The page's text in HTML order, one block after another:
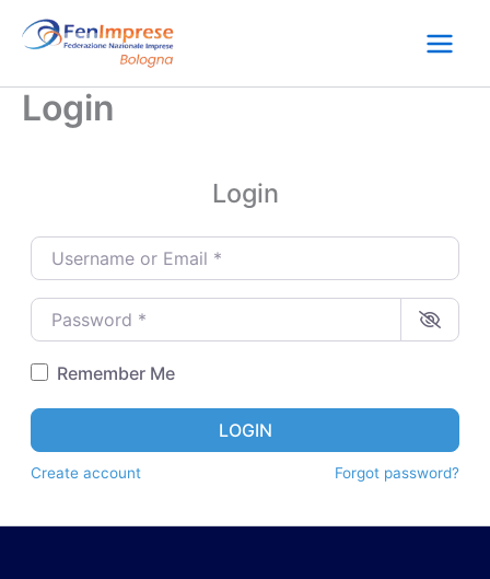
Login
Login
Username or Email
Password
Remember Me
LOGIN
Create account Forgot password?